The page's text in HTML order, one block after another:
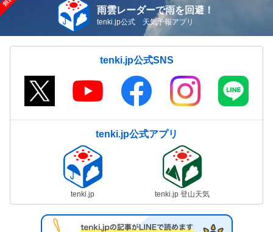
雨雲レーダーで雨を回避！
tenki.jp公式 天気予報アプリ
tenki.jp公式SNS
tenki.jp公式アプリ
tenki.jp tenki.jp 登山天気